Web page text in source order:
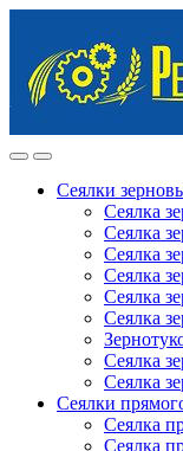
navigation
content
Сеялки
Сеялка
Сеялка
Сеялка
Сеялка
Сеялка
Сеялка
Сеялка
Сеялка
Сеялки
Сеялка
Сеялка